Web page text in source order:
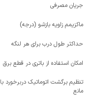
جریان مصرفی
ماکزیمم زاویه بازشو (درجه)
حداکثر طول درب برای هر لنگه
امکان استفاده از باتری در قطع برق
تنظیم برگشت اتوماتیک دربرخورد با
مانع